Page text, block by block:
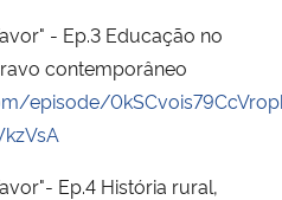
- Ep.3 Educação no
contemporâneo
episode/
Ep.4 História rural,